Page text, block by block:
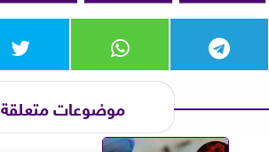
موضوعات متعلقة